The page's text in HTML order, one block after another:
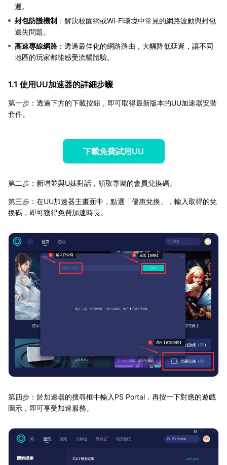
遲。
封包防護機制 ：解決校園網或Wi-Fi環境中常見的網路波動與封包
遺失問題。
高速專線網路 ：透過最佳化的網路路由，大幅降低延遲，讓不同
地區的玩家都能感受流暢體驗。
1.1 使用UU加速器的詳細步驟
第一步：透過下方的下載按鈕，即可取得最新版本的UU加速器安裝
套件。
下載免費試用UU
第二步：新增並與U妹對話，領取專屬的會員兌換碼。
第三步：在UU加速器主畫面中，點選「優惠兌換」，輸入取得的兌
換碼，即可獲得免費加速時長。
第四步：於加速器的搜尋框中輸入PS Portal，再按一下對應的遊戲
圖示，即可享受加速服務。